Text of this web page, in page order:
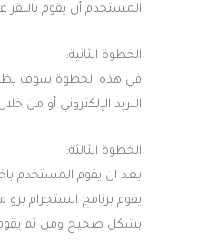
المستخدم أن يقوم بالنقر
الخطوة الثانية:
في هذه الخطوة سوف
البريد الإلكتروني أو من
الخطوة الثالثة:
بعد ان يقوم المستخدم
يقوم برنامج انستجرام برو
بشكل صحيح ومن ثم يقوم